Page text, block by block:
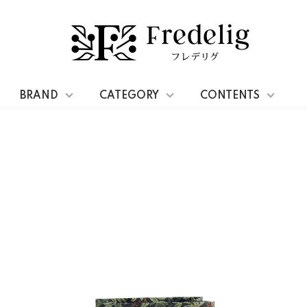
BRAND CATEGORY CONTENTS
ギフトバッグ